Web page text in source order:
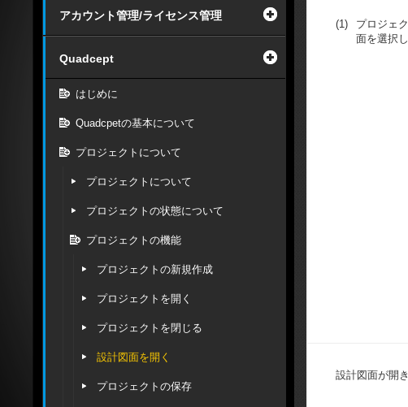
アカウント管理/ライセンス管理
Quadcept
はじめに
Quadcpetの基本について
プロジェクトについて
プロジェクトについて
プロジェクトの状態について
プロジェクトの機能
プロジェクトの新規作成
プロジェクトを開く
プロジェクトを閉じる
設計図面を開く
プロジェクトの保存
(1)
プロジェ
面を選択
設計図面が開き